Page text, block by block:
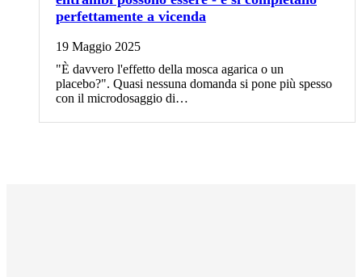
perfettamente a vicenda
19 Maggio 2025
"È davvero l'effetto della mosca agarica o un
placebo?". Quasi nessuna domanda si pone più spesso
con il microdosaggio di…